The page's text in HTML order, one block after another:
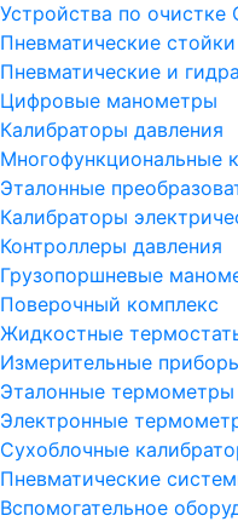
Устройства по очистке
Пневматические стойки
Пневматические и
Цифровые манометры
Калибраторы давления
Многофункциональные
Эталонные
Калибраторы
Контроллеры давления
Грузопоршневые
Поверочный комплекс
Жидкостные
Измерительные
Эталонные термометры
Электронные
Сухоблочные
Пневматические
Вспомогательное